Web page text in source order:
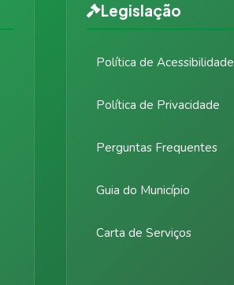
Legislação
Política de Acessibilidade
Política de Privacidade
Perguntas Frequentes
Guia do Município
Carta de Serviços